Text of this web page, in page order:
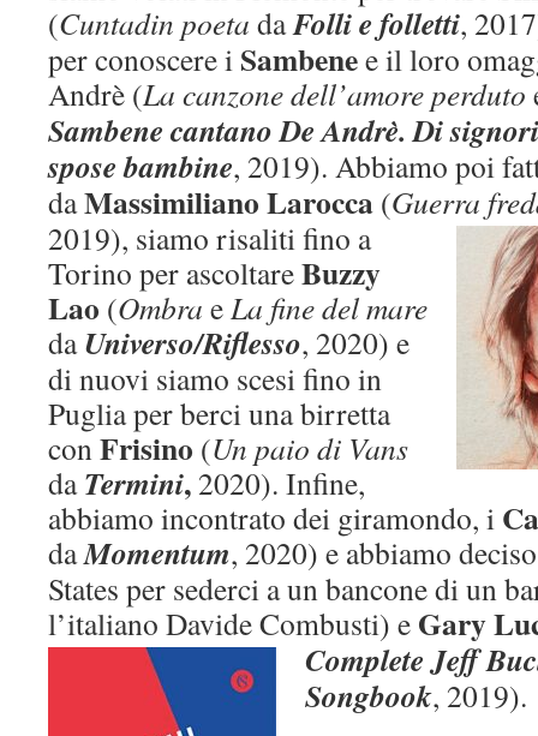
(Cuntadin poeta daFolli e folletti,
per conoscere i Sambenee il loro
Andrè (La canzone dell’amore perduto
Sambene cantano De Andrè. Di
spose bambine, 2019). Abbiamo poi
daMassimiliano Larocca (Guerra
2019), siamo risaliti fino a
Torino per ascoltareBuzzy
Lao (Ombra eLa fine del mare
daUniverso/Riflesso, 2020) e
di nuovi siamo scesi fino in
Puglia per berci una birretta
conFrisino (Un paio di Vans
daTermini, 2020). Infine,
abbiamo incontrato dei giramondo, i
daMomentum, 2020) e abbiamo
States per sederci a un bancone di un
l’italiano Davide Combusti) e Gary
Complete Jeff
Songbook, 2019).